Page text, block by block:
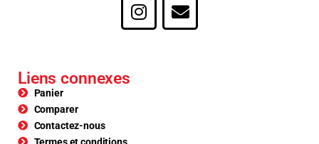
Liens connexes
Panier
Comparer
Contactez-nous